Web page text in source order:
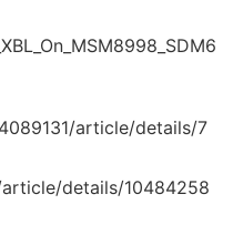
article/details/7
details/10484258